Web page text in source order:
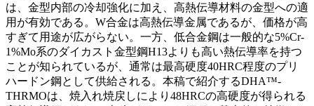
は、金型内部の冷却強化に加え、高熱伝導材料の金型への適
用が有効である。W合金は高熱伝導金属であるが、価格が高
すぎて用途が広がらない。一方、低合金鋼は一般的な5%Cr-
1%Mo系のダイカスト金型鋼H13よりも高い熱伝導率を持つ
ことが知られているが、通常は最高硬度40HRC程度のプリ
ハードン鋼として供給される。本稿で紹介するDHA™-
THRMOは、焼入れ焼戻しにより48HRCの高硬度が得られる